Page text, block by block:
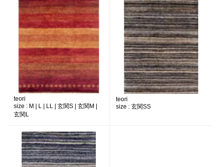
teori
size : M | L | LL | 玄関S | 玄関M |
玄関L
teori
size : 玄関SS